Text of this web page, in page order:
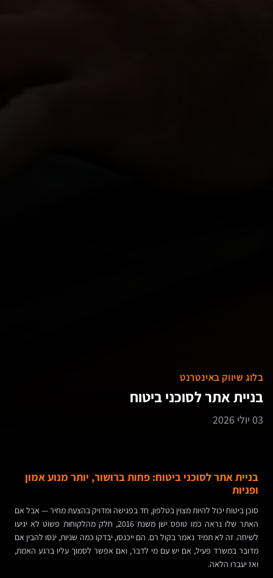
בלוג שיווק באינטרנט
בניית אתר לסוכני ביטוח
03 יולי 2026
בניית אתר לסוכני ביטוח: פחות ברושור, יותר מנוע אמון
ופניות
סוכן ביטוח יכול להיות מצוין בטלפון, חד בפגישה ומדויק בהצעת מחיר — אבל אם
האתר שלו נראה כמו טופס ישן משנת 2016, חלק מהלקוחות פשוט לא יגיעו
לשיחה. זה לא תמיד נאמר בקול רם. הם ייכנסו, יבדקו כמה שניות, ינסו להבין אם
מדובר במשרד פעיל, אם יש עם מי לדבר, ואם אפשר לסמוך עליו ברגע האמת,
ואז יעברו הלאה.